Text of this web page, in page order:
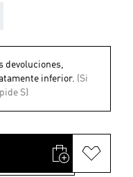
devoluciones,
inferior. (Si
S)